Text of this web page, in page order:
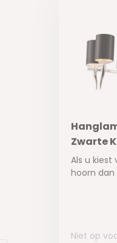
Zwarte
Als u
hoorn dan
Niet op